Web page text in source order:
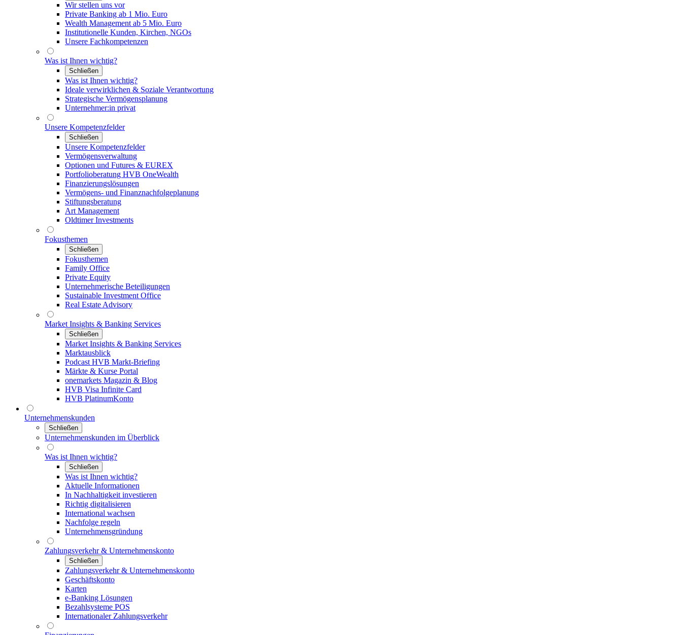
Wir stellen uns vor
Private Banking ab 1 Mio. Euro
Wealth Management ab 5 Mio. Euro
Institutionelle Kunden, Kirchen, NGOs
Unsere Fachkompetenzen
Was ist Ihnen wichtig?
Schließen
Was ist Ihnen wichtig?
Ideale verwirklichen & Soziale Verantwortung
Strategische Vermögensplanung
Unternehmer:in privat
Unsere Kompetenzfelder
Schließen
Unsere Kompetenzfelder
Vermögensverwaltung
Optionen und Futures & EUREX
Portfolioberatung HVB OneWealth
Finanzierungslösungen
Vermögens- und Finanznachfolgeplanung
Stiftungsberatung
Art Management
Oldtimer Investments
Fokusthemen
Schließen
Fokusthemen
Family Office
Private Equity
Unternehmerische Beteiligungen
Sustainable Investment Office
Real Estate Advisory
Market Insights & Banking Services
Schließen
Market Insights & Banking Services
Marktausblick
Podcast HVB Markt-Briefing
Märkte & Kurse Portal
onemarkets Magazin & Blog
HVB Visa Infinite Card
HVB PlatinumKonto
Unternehmenskunden
Schließen
Unternehmenskunden im Überblick
Was ist Ihnen wichtig?
Schließen
Was ist Ihnen wichtig?
Aktuelle Informationen
In Nachhaltigkeit investieren
Richtig digitalisieren
International wachsen
Nachfolge regeln
Unternehmensgründung
Zahlungsverkehr & Unternehmenskonto
Schließen
Zahlungsverkehr & Unternehmenskonto
Geschäftskonto
Karten
e-Banking Lösungen
Bezahlsysteme POS
Internationaler Zahlungsverkehr